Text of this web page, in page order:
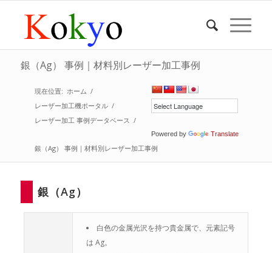
銀（Ag） 事例｜材料別レーザー加工事例
Powered by Translate
現在位置: ホーム /
レーザー加工機ポータル /
レーザー加工 事例データベース /
銀（Ag） 事例｜材料別レーザー加工事例
銀（Ag）
白色の金属光沢を持つ貴金属で、元素記号
は Ag。